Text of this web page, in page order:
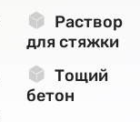
Раствор
для стяжки
Тощий
бетон